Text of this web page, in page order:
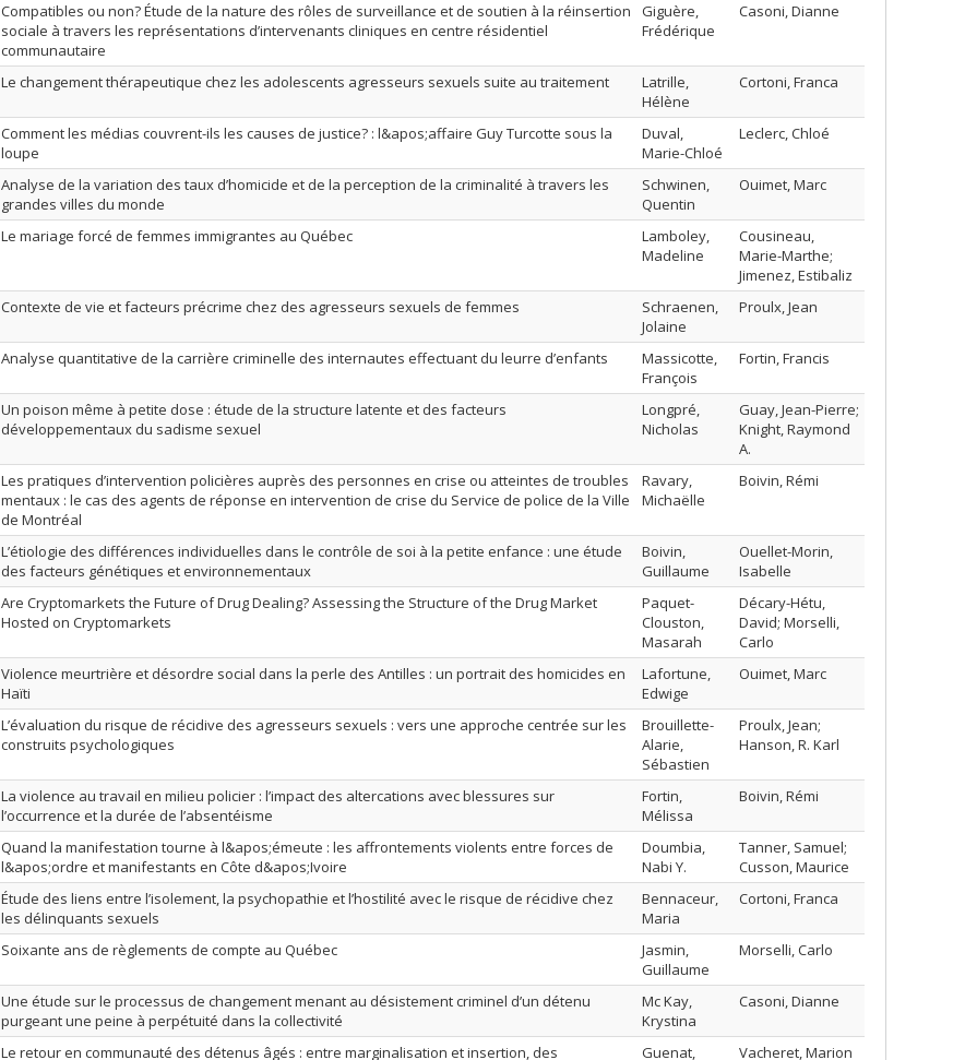
Compatibles ou non? Étude de la nature des rôles de surveillance et de soutien à la réinsertion
sociale à travers les représentations d’intervenants cliniques en centre résidentiel
communautaire
Giguère,
Frédérique
Casoni, Dianne
Le changement thérapeutique chez les adolescents agresseurs sexuels suite au traitement
Latrille,
Hélène
Cortoni, Franca
Comment les médias couvrent-ils les causes de justice? : l&apos;affaire Guy Turcotte sous la
loupe
Duval,
Marie-Chloé
Leclerc, Chloé
Analyse de la variation des taux d’homicide et de la perception de la criminalité à travers les
grandes villes du monde
Schwinen,
Quentin
Ouimet, Marc
Le mariage forcé de femmes immigrantes au Québec
Lamboley,
Madeline
Cousineau,
Marie-Marthe;
Jimenez, Estibaliz
Contexte de vie et facteurs précrime chez des agresseurs sexuels de femmes
Schraenen,
Jolaine
Proulx, Jean
Analyse quantitative de la carrière criminelle des internautes effectuant du leurre d’enfants
Massicotte,
François
Fortin, Francis
Un poison même à petite dose : étude de la structure latente et des facteurs
développementaux du sadisme sexuel
Longpré,
Nicholas
Guay, Jean-Pierre;
Knight, Raymond
A.
Les pratiques d’intervention policières auprès des personnes en crise ou atteintes de troubles
mentaux : le cas des agents de réponse en intervention de crise du Service de police de la Ville
de Montréal
Ravary,
Michaëlle
Boivin, Rémi
L’étiologie des différences individuelles dans le contrôle de soi à la petite enfance : une étude
des facteurs génétiques et environnementaux
Boivin,
Guillaume
Ouellet-Morin,
Isabelle
Are Cryptomarkets the Future of Drug Dealing? Assessing the Structure of the Drug Market
Hosted on Cryptomarkets
Paquet-
Clouston,
Masarah
Décary-Hétu,
David; Morselli,
Carlo
Violence meurtrière et désordre social dans la perle des Antilles : un portrait des homicides en
Haïti
Lafortune,
Edwige
Ouimet, Marc
L’évaluation du risque de récidive des agresseurs sexuels : vers une approche centrée sur les
construits psychologiques
Brouillette-
Alarie,
Sébastien
Proulx, Jean;
Hanson, R. Karl
La violence au travail en milieu policier : l’impact des altercations avec blessures sur
l’occurrence et la durée de l’absentéisme
Fortin,
Mélissa
Boivin, Rémi
Quand la manifestation tourne à l&apos;émeute : les affrontements violents entre forces de
l&apos;ordre et manifestants en Côte d&apos;Ivoire
Doumbia,
Nabi Y.
Tanner, Samuel;
Cusson, Maurice
Étude des liens entre l’isolement, la psychopathie et l’hostilité avec le risque de récidive chez
les délinquants sexuels
Bennaceur,
Maria
Cortoni, Franca
Soixante ans de règlements de compte au Québec
Jasmin,
Guillaume
Morselli, Carlo
Une étude sur le processus de changement menant au désistement criminel d’un détenu
purgeant une peine à perpétuité dans la collectivité
Mc Kay,
Krystina
Casoni, Dianne
Le retour en communauté des détenus âgés : entre marginalisation et insertion, des
Guenat,
Vacheret, Marion